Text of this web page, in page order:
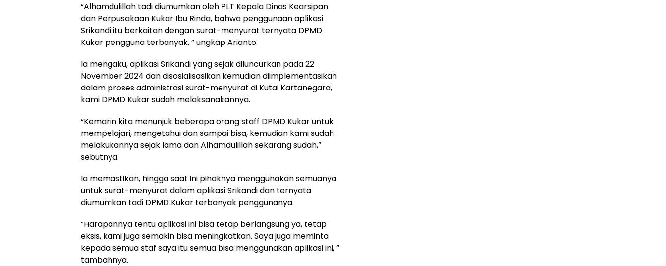
“Alhamdulillah tadi diumumkan oleh PLT Kepala Dinas Kearsipan
dan Perpusakaan Kukar Ibu Rinda, bahwa penggunaan aplikasi
Srikandi itu berkaitan dengan surat-menyurat ternyata DPMD
Kukar pengguna terbanyak, ” ungkap Arianto.
Ia mengaku, aplikasi Srikandi yang sejak diluncurkan pada 22
November 2024 dan disosialisasikan kemudian diimplementasikan
dalam proses administrasi surat-menyurat di Kutai Kartanegara,
kami DPMD Kukar sudah melaksanakannya.
“Kemarin kita menunjuk beberapa orang staff DPMD Kukar untuk
mempelajari, mengetahui dan sampai bisa, kemudian kami sudah
melakukannya sejak lama dan Alhamdulillah sekarang sudah,”
sebutnya.
Ia memastikan, hingga saat ini pihaknya menggunakan semuanya
untuk surat-menyurat dalam aplikasi Srikandi dan ternyata
diumumkan tadi DPMD Kukar terbanyak penggunanya.
“Harapannya tentu aplikasi ini bisa tetap berlangsung ya, tetap
eksis, kami juga semakin bisa meningkatkan. Saya juga meminta
kepada semua staf saya itu semua bisa menggunakan aplikasi ini, ”
tambahnya.